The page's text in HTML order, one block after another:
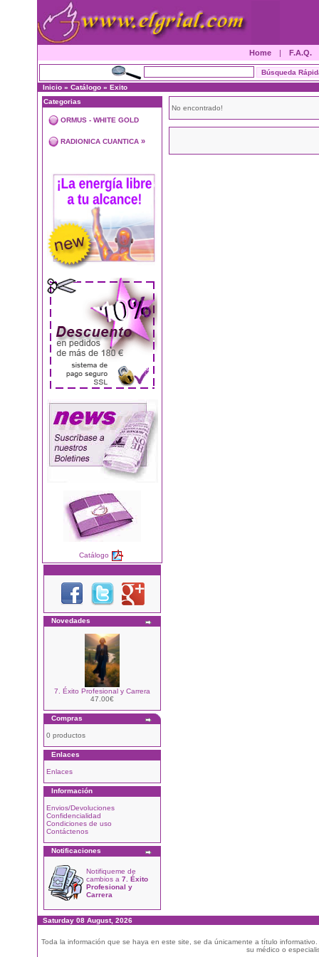
Home | F.A.Q.
Inicio » Catálogo » Exito
Categorias
ORMUS - WHITE GOLD
RADIONICA CUANTICA »
Catálogo
Novedades
7. Éxito Profesional y Carrera
47.00€
Compras
0 productos
Enlaces
Enlaces
Información
Envios/Devoluciones
Confidencialidad
Condiciones de uso
Contáctenos
Notificaciones
Notifiqueme de
cambios a 7. Éxito
Profesional y
Carrera
No encontrado!
Saturday 08 August, 2026
Toda la información que se haya en este site, se da únicamente a título
su médico o